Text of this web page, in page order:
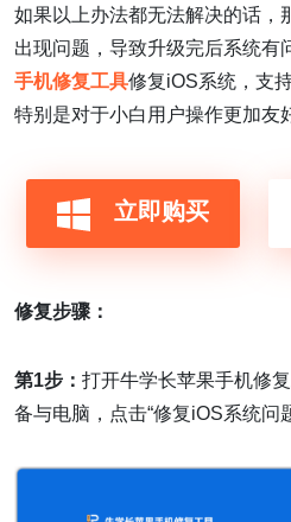
如果以上办法都无法解决的话，
出现问题，导致升级完后系统有
手机修复工具修复iOS系统，支
特别是对于小白用户操作更加友
立即购买
修复步骤：
第1步： 打开牛学长苹果手机修
备与电脑，点击“修复iOS系统问